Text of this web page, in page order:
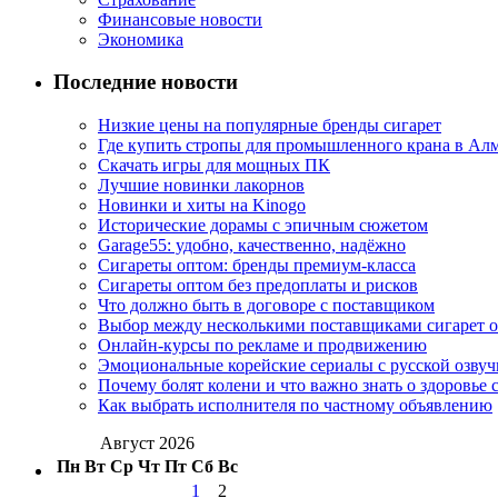
Финансовые новости
Экономика
Последние новости
Низкие цены на популярные бренды сигарет
Где купить стропы для промышленного крана в
Скачать игры для мощных ПК
Лучшие новинки лакорнов
Новинки и хиты на Kinogo
Исторические дорамы с эпичным сюжетом
Garage55: удобно, качественно, надёжно
Сигареты оптом: бренды премиум-класса
Сигареты оптом без предоплаты и рисков
Что должно быть в договоре с поставщиком
Выбор между несколькими поставщиками сигарет
Онлайн-курсы по рекламе и продвижению
Эмоциональные корейские сериалы с русской
Почему болят колени и что важно знать о здоровье
Как выбрать исполнителя по частному объявлению
Август 2026
Пн Вт Ср Чт Пт Сб Вс
1
2